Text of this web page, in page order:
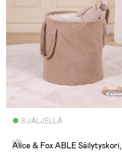
8 JÄLJELLÄ
(2)
Alice & Fox ABLE Säilytyskori,